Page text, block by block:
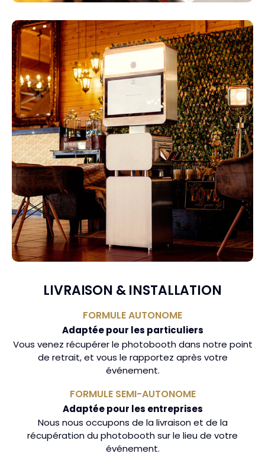
LIVRAISON & INSTALLATION
FORMULE AUTONOME
Adaptée pour les particuliers
Vous venez récupérer le photobooth dans notre point
de retrait, et vous le rapportez après votre
événement.
FORMULE SEMI-AUTONOME
Adaptée pour les entreprises
Nous nous occupons de la livraison et de la
récupération du photobooth sur le lieu de votre
événement.